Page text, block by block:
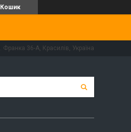
Кошик
Франка 36-А, Красилів, Україна